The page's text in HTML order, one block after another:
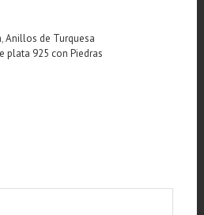
,Anillos de Turquesa
plata 925 con Piedras